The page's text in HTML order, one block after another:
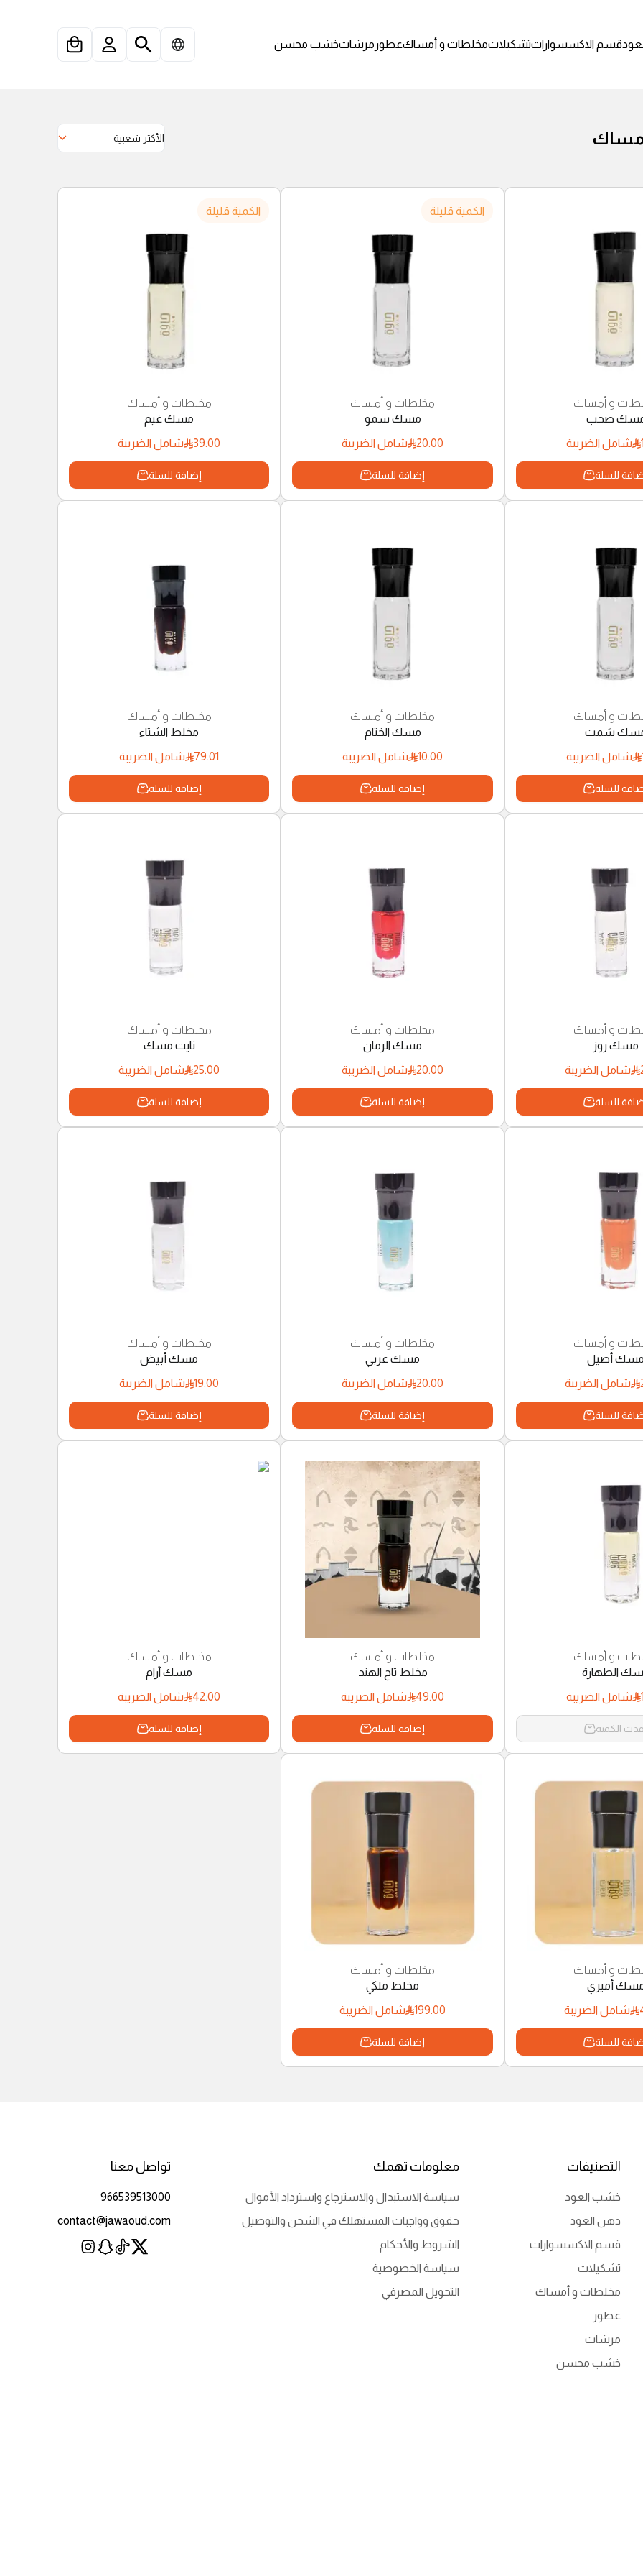
قسم الاكسسواراتتشكيلاتمخلطات و أمساكعطور مرشاتخشب محسن
الأكثر شعبية
و أمساك
صخب
شامل الضريبة
للسلة
الكمية قليلة
مخلطات و أمساك
مسك سمو
20.00
شامل الضريبة
إضافة للسلة
الكمية قليلة
مخلطات و أمساك
مسك غيم
39.00
شامل الضريبة
إضافة للسلة
و أمساك
سَمت
شامل الضريبة
للسلة
مخلطات و أمساك
مسك الختام
10.00
شامل الضريبة
إضافة للسلة
مخلطات و أمساك
مخلط الشتاء
79.01
شامل الضريبة
إضافة للسلة
و أمساك
مسك روز
شامل الضريبة
للسلة
مخلطات و أمساك
مسك الرمان
20.00
شامل الضريبة
إضافة للسلة
مخلطات و أمساك
نايت مسك
25.00
شامل الضريبة
إضافة للسلة
و أمساك
مسك أصيل
شامل الضريبة
للسلة
مخلطات و أمساك
مسك عربي
20.00
شامل الضريبة
إضافة للسلة
مخلطات و أمساك
مسك أبيض
19.00
شامل الضريبة
إضافة للسلة
و أمساك
الطهارة
شامل الضريبة
الكمية
مخلطات و أمساك
مخلط تاج الهند
49.00
شامل الضريبة
إضافة للسلة
مخلطات و أمساك
مسك آرام
42.00
شامل الضريبة
إضافة للسلة
و أمساك
أميري
شامل الضريبة
للسلة
مخلطات و أمساك
مخلط ملكي
199.00
شامل الضريبة
إضافة للسلة
التصنيفات
خشب العود
دهن العود
قسم الاكسسوارات
تشكيلات
مخلطات و أمساك
عطور
مرشات
خشب محسن
معلومات تهمك
سياسة الاستبدال والاسترجاع واسترداد الأموال
حقوق وواجبات المستهلك في الشحن والتوصيل
الشروط والأحكام
سياسة الخصوصية
التحويل المصرفي
تواصل معنا
966539513000
contact@jawaoud.com